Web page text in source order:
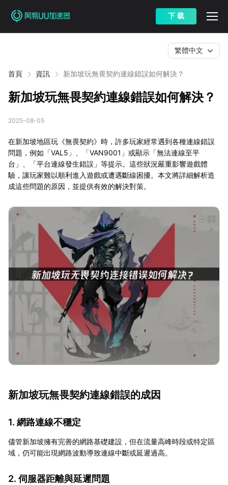
下 载
首頁 資訊 新加坡玩無畏契約連線錯誤如何解決？
繁體中文
新加坡玩無畏契約連線錯誤如何解決？
2025-08-05
在新加坡地區玩《無畏契約》時，許多玩家經常遇到各種連線錯誤
問題，例如「VAL5」、「VAN9001」或顯示「無法連線至平
台」、「平台連線發生錯誤」等提示。這些狀況嚴重影響遊戲體
驗，讓玩家難以順利進入遊戲或遭遇斷線困擾。本文將詳細解析造
成這些問題的原因，並提供有效的解決對策。
新加坡玩無畏契約連線錯誤的成因
1. 網路連線不穩定
儘管新加坡擁有完善的網路基礎建設，但在流量高峰時段或特定區
域，仍可能出現網路波動導致連線中斷或延遲過高。
2. 伺服器距離與延遲問題